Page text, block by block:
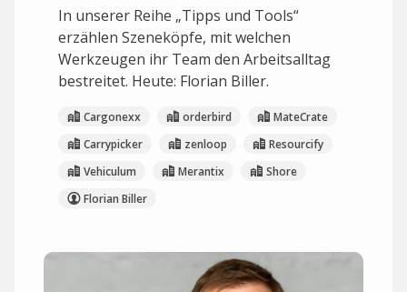
In unserer Reihe „Tipps und Tools“
erzählen Szeneköpfe, mit welchen
Werkzeugen ihr Team den Arbeitsalltag
bestreitet. Heute: Florian Biller.
Cargonexx orderbird
MateCrate
Carrypicker
zenloop
Resourcify
Vehiculum
Merantix
Shore
Florian Biller